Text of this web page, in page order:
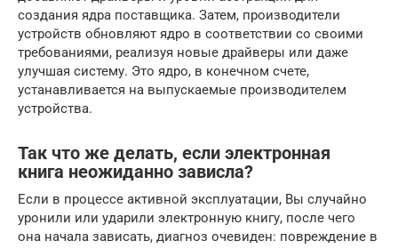
создания ядра поставщика. Затем, производители
устройств обновляют ядро в соответствии со своими
требованиями, реализуя новые драйверы или даже
улучшая систему. Это ядро, в конечном счете,
устанавливается на выпускаемые производителем
устройства.
Так что же делать, если электронная
книга неожиданно зависла?
Если в процессе активной эксплуатации, Вы случайно
уронили или ударили электронную книгу, после чего
она начала зависать, диагноз очевиден: повреждение в